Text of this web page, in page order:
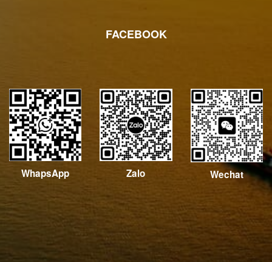
FACEBOOK
WhapsApp Zalo Wechat